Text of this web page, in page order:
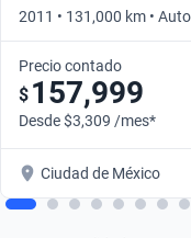
2011 • 131,000 km •
Precio contado
$ 157,999
Desde $3,309 /mes*
Ciudad de México